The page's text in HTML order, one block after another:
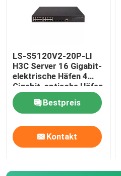
LS-S5120V2-20P-LI
H3C Server 16 Gigabit-
elektrische Häfen 4
Gigabit-optische Häfen
Bestpreis
Kontakt